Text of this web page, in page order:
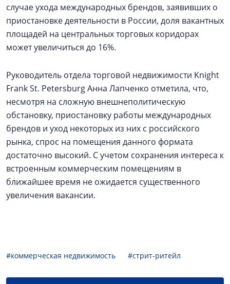
случае ухода международных брендов, заявивших о
приостановке деятельности в России, доля вакантных
площадей на центральных торговых коридорах
может увеличиться до 16%.
Руководитель отдела торговой недвижимости Knight
Frank St. Petersburg Анна Лапченко отметила, что,
несмотря на сложную внешнеполитическую
обстановку, приостановку работы международных
брендов и уход некоторых из них с российского
рынка, спрос на помещения данного формата
достаточно высокий. С учетом сохранения интереса к
встроенным коммерческим помещениям в
ближайшее время не ожидается существенного
увеличения вакансии.
#коммерческая недвижимость #стрит-ритейл